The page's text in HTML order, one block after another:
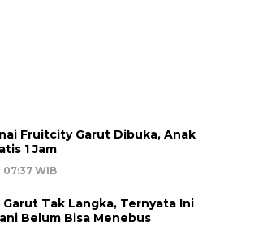
Fruitcity Garut Dibuka, Anak
1 Jam
WIB
Tak Langka, Ternyata Ini
Belum Bisa Menebus